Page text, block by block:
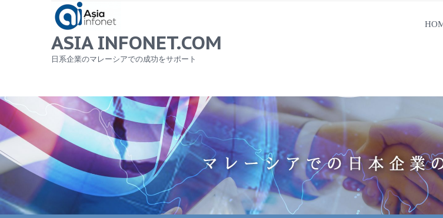
ASIA INFONET.COM
日系企業のマレーシアでの成功をサポート